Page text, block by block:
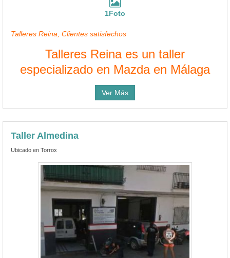
1Foto
Talleres Reina, Clientes satisfechos
Talleres Reina es un taller
especializado en Mazda en Málaga
Ver Más
Taller Almedina
Ubicado en Torrox